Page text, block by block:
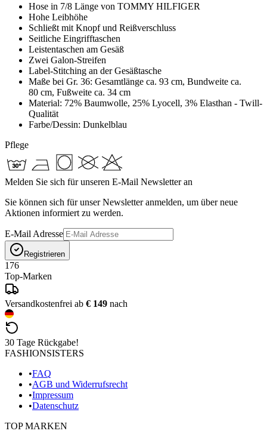
Hose in 7/8 Länge von TOMMY HILFIGER
Hohe Leibhöhe
Schließt mit Knopf und Reißverschluss
Seitliche Eingrifftaschen
Leistentaschen am Gesäß
Zwei Galon-Streifen
Label-Stitching an der Gesäßtasche
Maße bei Gr. 36: Gesamtlänge ca. 93 cm, Bundweite ca.
80 cm, Fußweite ca. 34 cm
Material: 72% Baumwolle, 25% Lyocell, 3% Elasthan - Twill-
Qualität
Farbe/Dessin: Dunkelblau
Pflege
Melden Sie sich für unseren E-Mail Newsletter an
Sie können sich für unser Newsletter anmelden, um über neue
Aktionen informiert zu werden.
E-Mail Adresse
Registrieren
176
Top-Marken
Versandkostenfrei ab € 149 nach
30 Tage Rückgabe!
FASHIONSISTERS
•FAQ
•AGB und Widerrufsrecht
•Impressum
•Datenschutz
TOP MARKEN